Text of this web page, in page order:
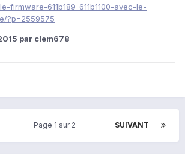
firmware-611b189-611b1100-avec-le-
?p=2559575
par clem678
SUIVANT
Page 1 sur 2